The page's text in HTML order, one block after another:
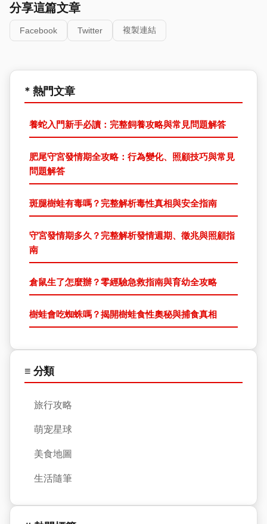
分享這篇文章
Facebook Twitter 複製連結
* 熱門文章
養蛇入門新手必讀：完整飼養攻略與常見問題解答
肥尾守宮發情期全攻略：行為變化、照顧技巧與常見
問題解答
斑腿樹蛙有毒嗎？完整解析毒性真相與安全指南
守宮發情期多久？完整解析發情週期、徵兆與照顧指
南
倉鼠生了怎麼辦？零經驗急救指南與育幼全攻略
樹蛙會吃蜘蛛嗎？揭開樹蛙食性奧秘與捕食真相
≡ 分類
旅行攻略
萌宠星球
美食地圖
生活隨筆